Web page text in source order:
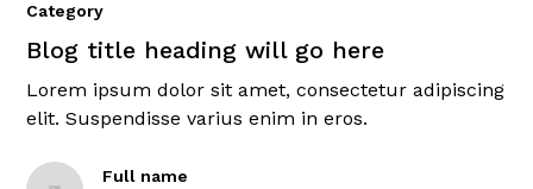
Category
Blog title heading will go here
Lorem ipsum dolor sit amet, consectetur adipiscing
elit. Suspendisse varius enim in eros.
Full name